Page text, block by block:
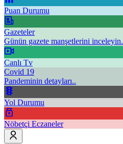
Puan Durumu
Gazeteler
Günün gazete manşetlerini inceleyin.
Canlı Tv
Covid 19
Pandeminin detayları..
Yol Durumu
Nöbetçi Eczaneler